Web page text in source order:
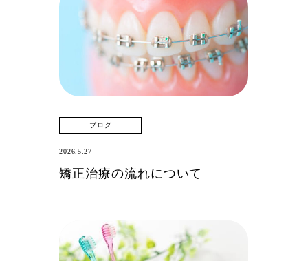
ブログ
2026.5.27
矯正治療の流れについて